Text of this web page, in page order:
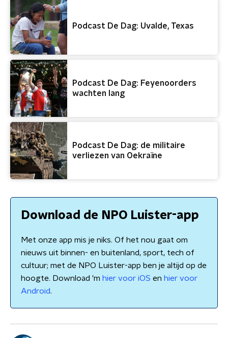
Podcast De Dag: Uvalde, Texas
Podcast De Dag: Feyenoorders
wachten lang
Podcast De Dag: de militaire
verliezen van Oekraïne
Download de NPO Luister-app
Met onze app mis je niks. Of het nou gaat om
nieuws uit binnen- en buitenland, sport, tech of
cultuur; met de NPO Luister-app ben je altijd op de
hoogte. Download 'm hier voor iOS en hier voor
Android.